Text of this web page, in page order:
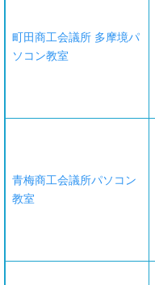
町田商工会議所 多摩境パ
ソコン教室
青梅商工会議所パソコン
教室